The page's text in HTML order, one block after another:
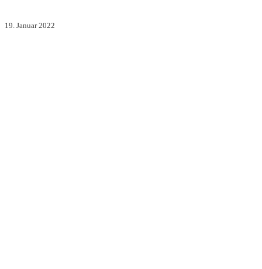
19. Januar 2022